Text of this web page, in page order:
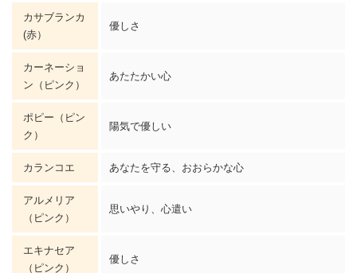
カサブランカ
(赤）
優しさ
カーネーショ
ン （ピンク）
あたたかい心
ポピー （ピン
ク）
陽気で優しい
カランコエ あなたを守る、おおらかな心
アルメリア
（ピンク）
思いやり、心遣い
エキナセア
（ピンク）
優しさ